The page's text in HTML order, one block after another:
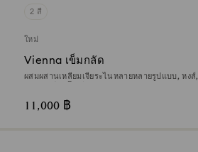
2 สี
ใหม่
Vienna เข็มกลัด
ผสมผสานเหลี่ยมเจียระไนหลายหลายรูปแบบ, หงส์,
11,000 ฿